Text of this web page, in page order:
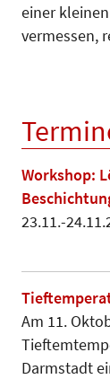
einer
vermessen,
Workshop:
23.11.-
Am 11.
Darmstadt